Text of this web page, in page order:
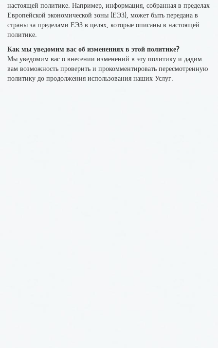
настоящей политике. Например, информация, собранная в пределах
Европейской экономической зоны (ЕЭЗ), может быть передана в
страны за пределами ЕЭЗ в целях, которые описаны в настоящей
политике.
Как мы уведомим вас об изменениях в этой политике?
Мы уведомим вас о внесении изменений в эту политику и дадим
вам возможность проверить и прокомментировать пересмотренную
политику до продолжения использования наших Услуг.